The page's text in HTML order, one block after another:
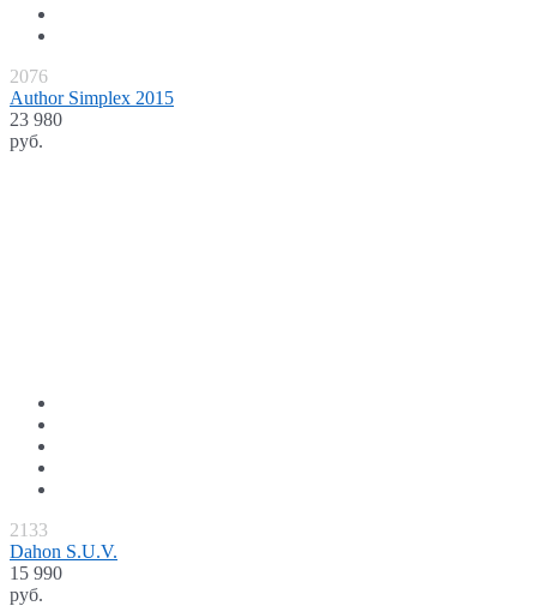
2076
Author Simplex 2015
23 980
руб.
2133
Dahon S.U.V.
15 990
руб.